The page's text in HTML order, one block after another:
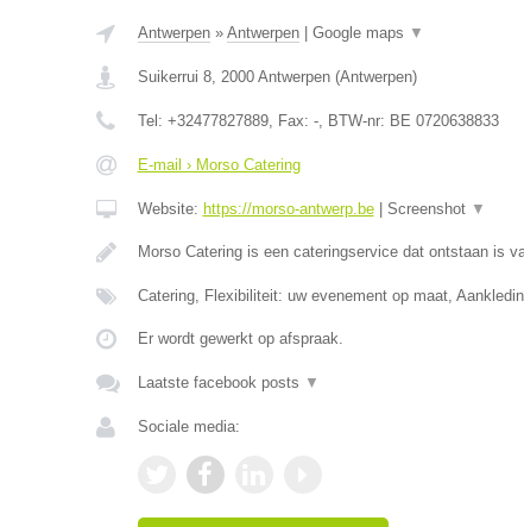
Antwerpen» Antwerpen| Google maps ▼
Suikerrui 8, 2000 Antwerpen(Antwerpen)
Tel: +32477827889, Fax: -, BTW-nr: BE 0720638833
E-mail › Morso Catering
Website: https://morso-antwerp.be| Screenshot ▼
Morso Catering is een cateringservice dat ontstaan is
Catering, Flexibiliteit: uw evenement op maat,
Er wordt gewerkt op afspraak.
Laatste facebook posts ▼
Sociale media: